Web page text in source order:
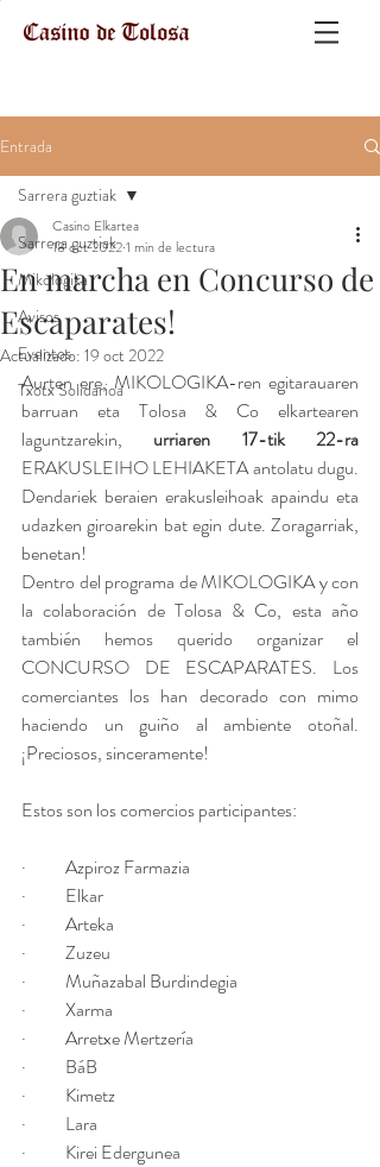
Entrada
Sarrera guztiak
Mikologika
Avisos
Eventos
Txotx Solidarioa
Sarrera guztiak
En marcha en Concurso de
Escaparates!
Casino Elkartea
18 oct 20221 min de lectura
Actualizado: 19 oct 2022
Aurten ere, MIKOLOGIKA-ren egitarauaren
barruan eta Tolosa & Co elkartearen
laguntzarekin,
ERAKUSLEIHO LEHIAKETA antolatu dugu.
Dendariek beraien erakusleihoak apaindu eta
udazken giroarekin bat egin dute. Zoragarriak,
benetan!
Dentro del programa de MIKOLOGIKA y con
la colaboración de Tolosa & Co, esta año
también hemos querido organizar el
CONCURSO DE ESCAPARATES. Los
comerciantes los han decorado con mimo
haciendo un guiño al ambiente otoñal.
¡Preciosos, sinceramente!
Estos son los comercios participantes:
·           Azpiroz Farmazia
·           Elkar
·           Arteka
·           Zuzeu
·           Muñazabal Burdindegia
·           Xarma
·           Arretxe Mertzería
·           BáB
·           Kimetz
·           Lara
·           Kirei Edergunea